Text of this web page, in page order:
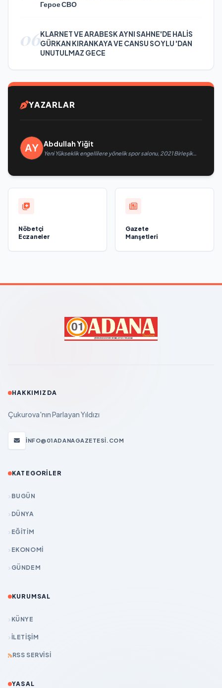
Герое СВО
06KLARNET VE ARABESK AYNI SAHNE'DE HALİS
GÜRKAN KIRANKAYA VE CANSU SOYLU 'DAN
UNUTULMAZ GECE
YAZARLAR
Abdullah Yiğit
Yeni Yükseklik engellilere yönelik spor salonu, 2021 Birleşik
Nöbetçi
Eczaneler
Gazete
Manşetleri
HAKKIMIZDA
Çukurova'nın Parlayan Yıldızı
INFO@01ADANAGAZETESI.COM
KATEGORILER
BUGÜN
DÜNYA
EĞİTİM
EKONOMİ
GÜNDEM
KURUMSAL
KÜNYE
İLETIŞIM
RSS SERVISI
YASAL